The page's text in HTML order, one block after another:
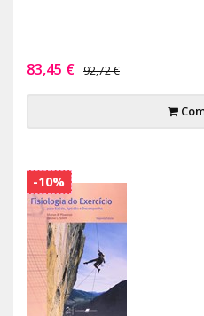
83,45 € 92,72 €
-10%